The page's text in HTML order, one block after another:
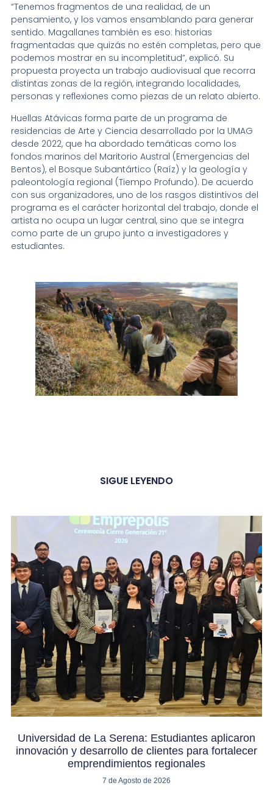
“Tenemos fragmentos de una realidad, de un
pensamiento, y los vamos ensamblando para generar
sentido. Magallanes también es eso: historias
fragmentadas que quizás no estén completas, pero que
podemos mostrar en su incompletitud”, explicó. Su
propuesta proyecta un trabajo audiovisual que recorra
distintas zonas de la región, integrando localidades,
personas y reflexiones como piezas de un relato abierto.
Huellas Atávicas forma parte de un programa de
residencias de Arte y Ciencia desarrollado por la UMAG
desde 2022, que ha abordado temáticas como los
fondos marinos del Maritorio Austral (Emergencias del
Bentos), el Bosque Subantártico (Raíz) y la geología y
paleontología regional (Tiempo Profundo). De acuerdo
con sus organizadores, uno de los rasgos distintivos del
programa es el carácter horizontal del trabajo, donde el
artista no ocupa un lugar central, sino que se integra
como parte de un grupo junto a investigadores y
estudiantes.
SIGUE LEYENDO
Universidad de La Serena: Estudiantes aplicaron
innovación y desarrollo de clientes para fortalecer
emprendimientos regionales
7 de Agosto de 2026